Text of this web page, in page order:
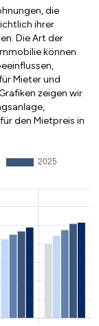
die
ihrer
Die Art der
können
Mieter und
zeigen wir
den Mietpreis in